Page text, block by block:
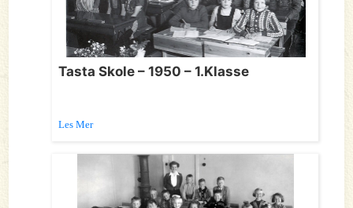
Tasta Skole – 1950 – 1.Klasse
Les Mer